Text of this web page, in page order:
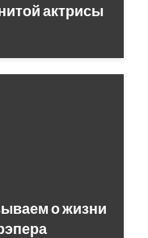
актрисы
о жизни